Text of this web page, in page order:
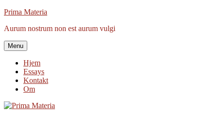
Videre
indhold
Prima Materia
Aurum nostrum non est aurum vulgi
Menu
Hjem
Essays
Kontakt
Om